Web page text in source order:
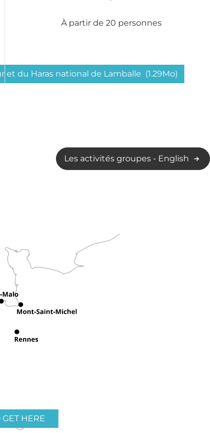
À partir de 20 personnes
du Haras national de Lamballe (1.29Mo)
Les activités groupes - English
HERE